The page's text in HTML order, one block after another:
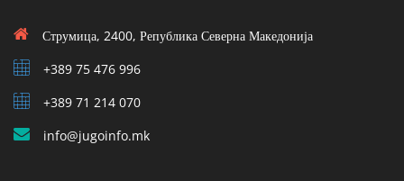
Струмица, 2400, Република Северна Македонија
+389 75 476 996
+389 71 214 070
info@jugoinfo.mk